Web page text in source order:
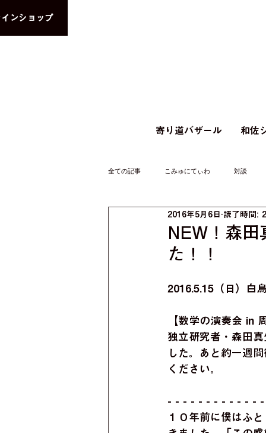
ンショップ
寄り道バザール 和佐
全ての記事 こみゅにてぃわ 対談
NEW！森田
た！！
2016年5月6日 読了時間:
2016.5.15（日）白
【数学の演奏会 in
独立研究者・森田
した。あと約一週
ください。
- - - - - - - - - - - -
１０年前に僕はふ